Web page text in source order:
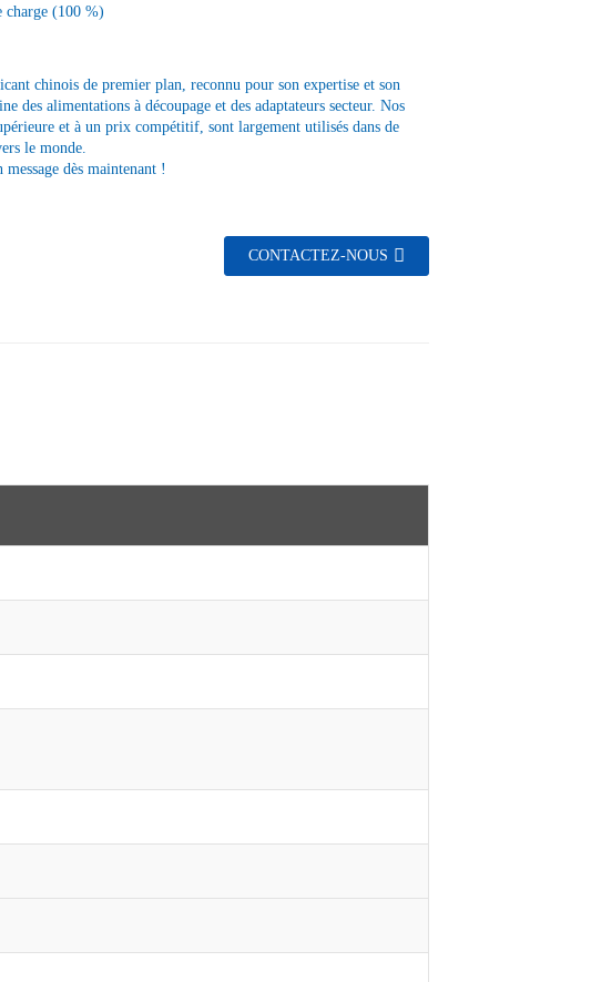
charge (100 %)
chinois de premier plan, reconnu pour son expertise et son
des alimentations à découpage et des adaptateurs secteur. Nos
et à un prix compétitif, sont largement utilisés dans de
le monde.
dès maintenant !
CONTACTEZ-NOUS